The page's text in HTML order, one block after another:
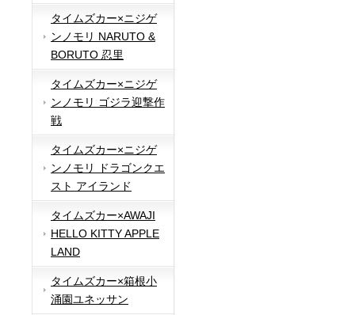
タイムズカー×ニジゲ
ンノモリ NARUTO &
BORUTO 忍里
タイムズカー×ニジゲ
ンノモリ ゴジラ迎撃作
戦
タイムズカー×ニジゲ
ンノモリ ドラゴンクエ
スト アイランド
タイムズカー×AWAJI
HELLO KITTY APPLE
LAND
タイムズカー×箱根小
涌園ユネッサン